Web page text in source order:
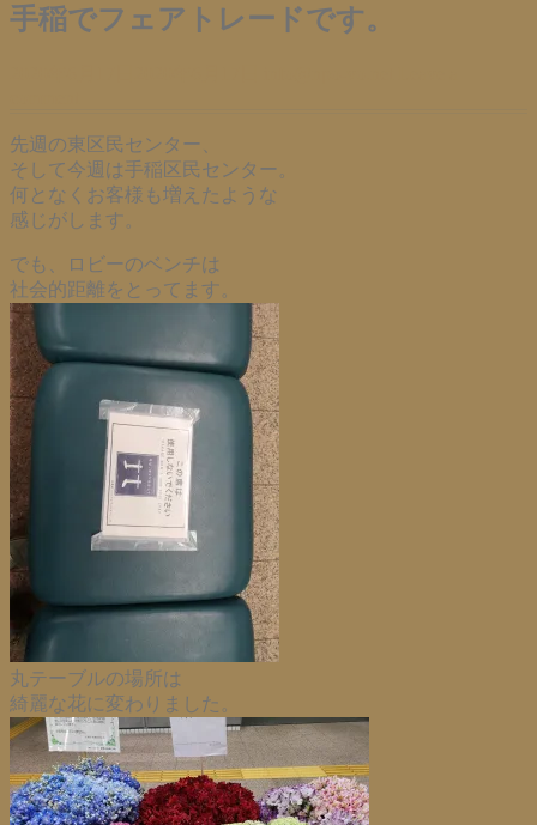
手稲でフェアトレードです。
先週の東区民センター、
そして今週は手稲区民センター。
何となくお客様も増えたような
感じがします。
でも、ロビーのベンチは
社会的距離をとってます。
丸テーブルの場所は
綺麗な花に変わりました。